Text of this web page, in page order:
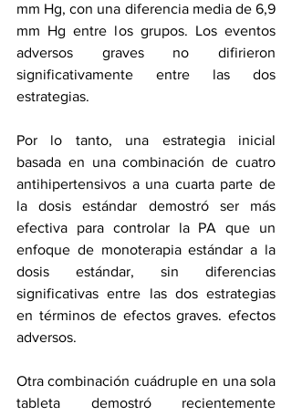
mm Hg, con una diferencia media de 6,9
mm Hg entre los grupos. Los eventos
adversos graves no difirieron
significativamente entre las dos
estrategias.
Por lo tanto, una estrategia inicial
basada en una combinación de cuatro
antihipertensivos a una cuarta parte de
la dosis estándar demostró ser más
efectiva para controlar la PA que un
enfoque de monoterapia estándar a la
dosis estándar, sin diferencias
significativas entre las dos estrategias
en términos de efectos graves. efectos
adversos.
Otra combinación cuádruple en una sola
tableta demostró recientemente